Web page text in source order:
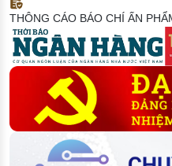
THÔNG CÁO BÁO CHÍ ẤN